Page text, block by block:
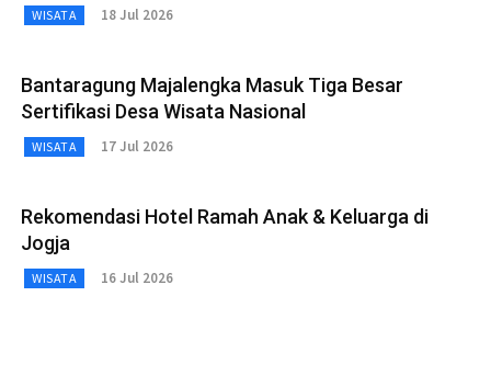
WISATA 18 Jul 2026
Bantaragung Majalengka Masuk Tiga Besar
Sertifikasi Desa Wisata Nasional
WISATA 17 Jul 2026
Rekomendasi Hotel Ramah Anak & Keluarga di
Jogja
WISATA 16 Jul 2026